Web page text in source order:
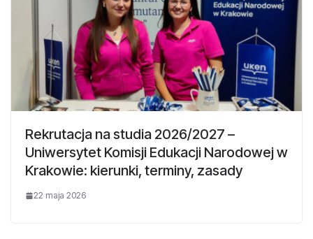
Rekrutacja na studia 2026/2027 –
Uniwersytet Komisji Edukacji Narodowej w
Krakowie: kierunki, terminy, zasady
22 maja 2026